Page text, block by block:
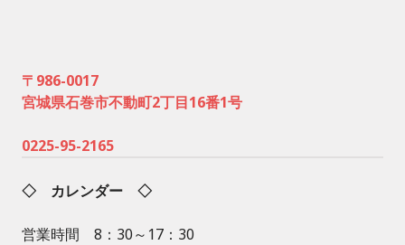
〒986-0017
宮城県石巻市不動町2丁目16番1号
0225-95-2165
◇ カレンダー ◇
営業時間 8：30～17：30